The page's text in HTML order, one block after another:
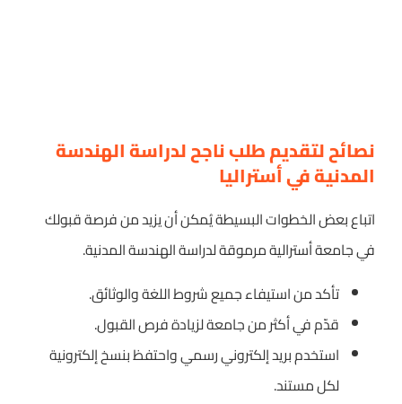
نصائح لتقديم طلب ناجح لدراسة الهندسة
المدنية في أستراليا
اتباع بعض الخطوات البسيطة يُمكن أن يزيد من فرصة قبولك
في جامعة أسترالية مرموقة لدراسة الهندسة المدنية.
تأكد من استيفاء جميع شروط اللغة والوثائق.
قدّم في أكثر من جامعة لزيادة فرص القبول.
استخدم بريد إلكتروني رسمي واحتفظ بنسخ إلكترونية
لكل مستند.